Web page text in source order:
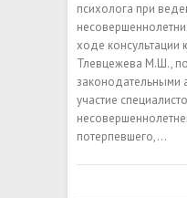
психолога при
ходе консультации
Тлевцежева М.Ш.,
законодательными
участие
потерпевшего,…